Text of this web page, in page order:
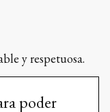
y respetuosa.
poder